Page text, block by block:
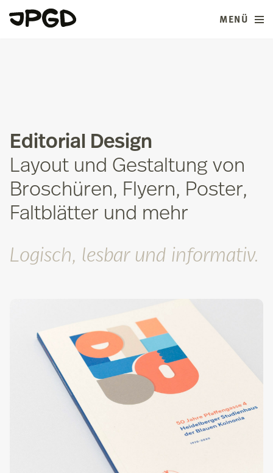
MENÜ
Editorial Design
Layout und Gestaltung von
Broschüren, Flyern, Poster,
Faltblätter und mehr
Logisch, lesbar und informativ.